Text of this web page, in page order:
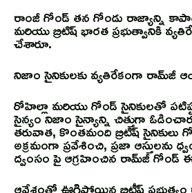
రాంజీ గోండ్ తన గోండు రాజ్యాన్ని
మరియు బ్రిటిష్ భారత ప్రభుత్వానికి
చేశారూ.
నిజాం సైనికులకు వ్యతిరేకంగా రామ్‌జీ
రోహిల్లా మరియు గోండ్ సైనికులతో
సైన్యం నిజాం సైన్యాన్ని చిత్తుగా
తరువాత, కొంతమంది బ్రిటిష్ సైనికులు
అక్రమంగా ప్రవేశించి, ప్రజా ఆస్తులను
ద్వంసం పై ఆగ్రహించిన రామ్‌జీ గోండ్